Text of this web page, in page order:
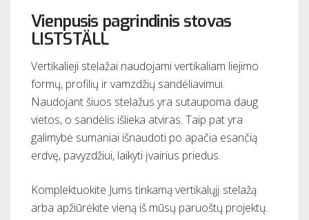
Vienpusis pagrindinis stovas
LISTSTÄLL
Vertikalieji stelažai naudojami vertikaliam liejimo
formų, profilių ir vamzdžių sandėliavimui.
Naudojant šiuos stelažus yra sutaupoma daug
vietos, o sandėlis išlieka atviras. Taip pat yra
galimybė sumaniai išnaudoti po apačia esančią
erdvę, pavyzdžiui, laikyti įvairius priedus.
Komplektuokite Jums tinkamą vertikalųjį stelažą
arba apžiūrėkite vieną iš mūsų paruoštų projektų.